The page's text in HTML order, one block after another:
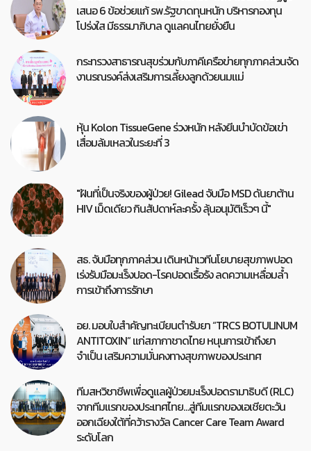
เสนอ 6 ข้อช่วยแก้ รพ.รัฐขาดทุนหนัก บริหารกองทุน
โปร่งใส มีธรรมาภิบาล ดูแลคนไทยยั่งยืน
กระทรวงสาธารณสุขร่วมกับภาคีเครือข่ายทุกภาคส่วนจัด
งานรณรงค์ส่งเสริมการเลี้ยงลูกด้วยนมแม่
หุ้น Kolon TissueGene ร่วงหนัก หลังยีนบำบัดข้อเข่า
เสื่อมล้มเหลวในระยะที่ 3
"ฝันที่เป็นจริงของผู้ป่วย! Gilead จับมือ MSD ดันยาต้าน
HIV เม็ดเดียว กินสัปดาห์ละครั้ง ลุ้นอนุมัติเร็วๆ นี้"
สธ. จับมือทุกภาคส่วน เดินหน้าเวทีนโยบายสุขภาพปอด
เร่งรับมือมะเร็งปอด-โรคปอดเรื้อรัง ลดความเหลื่อมล้ำ
การเข้าถึงการรักษา
อย. มอบใบสำคัญทะเบียนตำรับยา “TRCS BOTULINUM
ANTITOXIN” แก่สภากาชาดไทย หนุนการเข้าถึงยา
จำเป็น เสริมความมั่นคงทางสุขภาพของประเทศ
ทีมสหวิชาชีพเพื่อดูแลผู้ป่วยมะเร็งปอดรามาธิบดี (RLC)
จากทีมแรกของประเทศไทย…สู่ทีมแรกของเอเชียตะวัน
ออกเฉียงใต้ที่คว้ารางวัล Cancer Care Team Award
ระดับโลก